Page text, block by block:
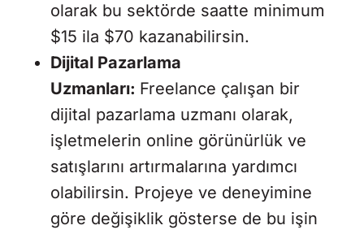
olarak bu sektörde saatte minimum
$15 ila $70 kazanabilirsin.
Dijital Pazarlama
Uzmanları: Freelance çalışan bir
dijital pazarlama uzmanı olarak,
işletmelerin online görünürlük ve
satışlarını artırmalarına yardımcı
olabilirsin. Projeye ve deneyimine
göre değişiklik gösterse de bu işin